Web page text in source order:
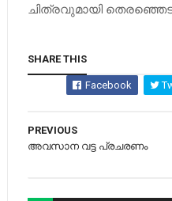
ചിത്രവുമായി
SHARE THIS
Facebook
PREVIOUS
അവസാന വട്ട പ്രചരണം